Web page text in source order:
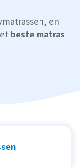
en
beste matras